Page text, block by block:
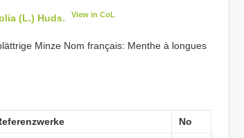
(L.) Huds. View in CoL
Minze Nom français: Menthe à longues
No